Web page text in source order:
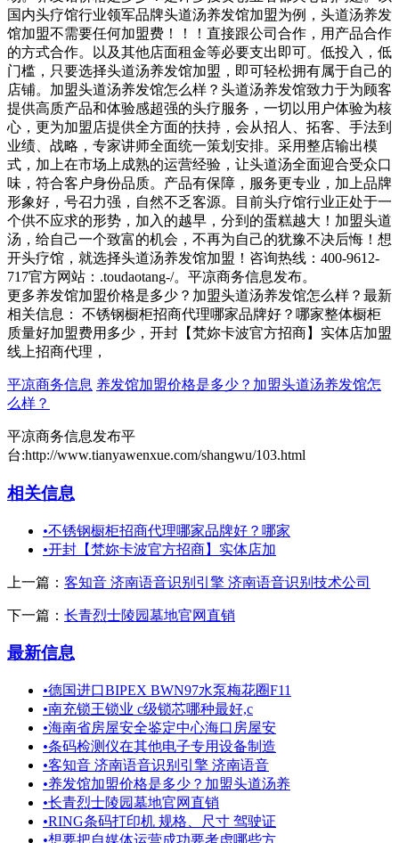
国内头疗馆行业领军品牌头道汤养发馆加盟为例，头道汤养发
馆加盟不需要任何加盟费！！！直接跟公司合作，用产品合作
的方式合作。以及其他店面租金等必要支出即可。低投入，低
门槛，只要选择头道汤养发馆加盟，即可轻松拥有属于自己的
店铺。加盟头道汤养发馆怎么样？头道汤养发馆致力于为顾客
提供高质产品和体验感超强的头疗服务，一切以用户体验为核
心，更为加盟店提供全方面的扶持，会从招人、拓客、手法到
业绩、战略，专家讲师全面统一策划安排。采用整店输出模
式，加上在市场上成熟的运营经验，让头道汤全面迎合受众口
味，符合客户身份品质。产品有保障，服务更专业，加上品牌
形象好，号召力强，自然不乏客源。目前头疗馆行业正处于一
个供不应求的形势，加入的越早，分到的蛋糕越大！加盟头道
汤，给自己一个致富的机会，不再为自己的犹豫不决后悔！想
开头疗馆，就选择头道汤养发馆加盟！咨询热线：400-9612-
717官方网站：.toudaotang-/。平凉商务信息发布。
更多养发馆加盟价格是多少？加盟头道汤养发馆怎么样？最新
相关信息： 不锈钢橱柜招商代理哪家品牌好？哪家整体橱柜
质量好加盟费用多少，开封【梵妳卡波官方招商】实体店加盟
线上招商代理，
平凉商务信息 养发馆加盟价格是多少？加盟头道汤养发馆怎
么样？
平凉商务信息发布平
台:http://www.tianyawenxue.com/shangwu/103.html
相关信息
•不锈钢橱柜招商代理哪家品牌好？哪家
•开封【梵妳卡波官方招商】实体店加
上一篇： 客知音 济南语音识别引擎 济南语音识别技术公司
下一篇： 长青烈士陵园墓地官网直销
最新信息
•德国进口BIPEX BWN97水泵梅花圈F11
•南充锁王锁业 c级锁芯哪种最好,c
•海南省房屋安全鉴定中心海口房屋安
•条码检测仪在其他电子专用设备制造
•客知音 济南语音识别引擎 济南语音
•养发馆加盟价格是多少？加盟头道汤养
•长青烈士陵园墓地官网直销
•RING条码打印机 规格、尺寸 驾驶证
•想要把自媒体运营成功要考虑哪些方